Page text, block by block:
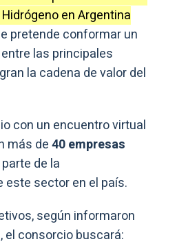
en Argentina
pretende conformar un
las principales
la cadena de valor del
con un encuentro virtual
más de40 empresas
de la
este sector en el país.
según informaron
el consorcio buscará: